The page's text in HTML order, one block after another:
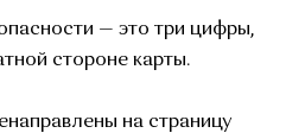
— это три цифры,
стороне карты.
на страницу